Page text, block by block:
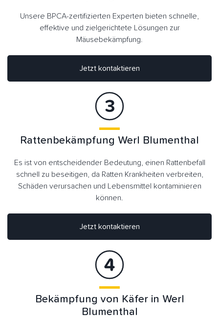
Jetzt kontaktieren
Unsere BPCA-zertifizierten Experten bieten schnelle,
effektive und zielgerichtete Lösungen zur
Mäusebekämpfung.
Rattenbekämpfung Werl Blumenthal
Es ist von entscheidender Bedeutung, einen Rattenbefall
schnell zu beseitigen, da Ratten Krankheiten verbreiten,
Schäden verursachen und Lebensmittel kontaminieren
können.
Jetzt kontaktieren
Bekämpfung von Käfer in Werl
Blumenthal